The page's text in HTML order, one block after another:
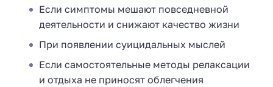
Если симптомы мешают повседневной
деятельности и снижают качество жизни
При появлении суицидальных мыслей
Если самостоятельные методы релаксации
и отдыха не приносят облегчения